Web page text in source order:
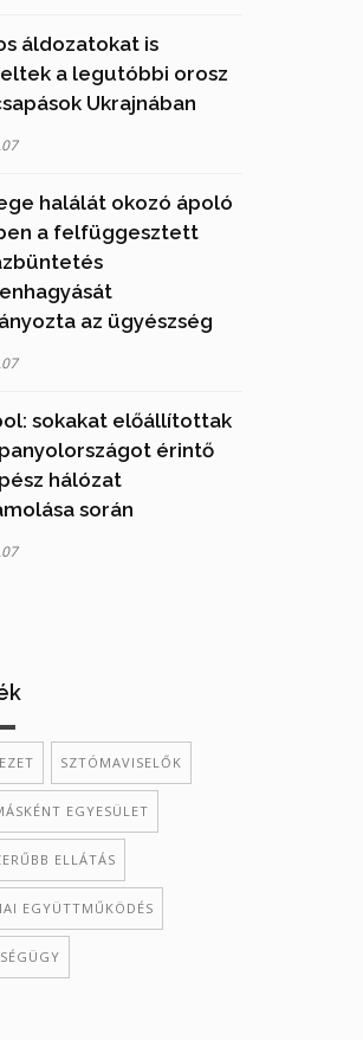
áldozatokat is
a legutóbbi orosz
Ukrajnában
halálát okozó ápoló
a felfüggesztett
az ügyészség
sokakat előállítottak
érintő
hálózat
során
SZTÓMAVISELŐK
EGYESÜLET
ELLÁTÁS
EGYÜTTMŰKÖDÉS